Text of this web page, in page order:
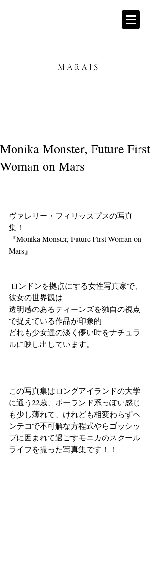
Monika Monster, Future First
Woman on Mars
ヴァレリー・フィリッスプスの写真
集！
『Monika Monster, Future First Woman on
Mars』
彼女の世界観は
透明感のあるティーンズを独自の視点
で捉えている作品が印象的
どれも少女達の淡く儚い時をナチュラ
ルに映し出しています。
この写真集はロングアイランドの大学
に通う22歳、ポーランド系っぽい感じ
も少し薄れて、けれども相変わらずヘ
ンテコで不可解な方程式やらゴッシッ
プに囲まれて過ごすモニカのスクール
ライフを撮った写真集です！！